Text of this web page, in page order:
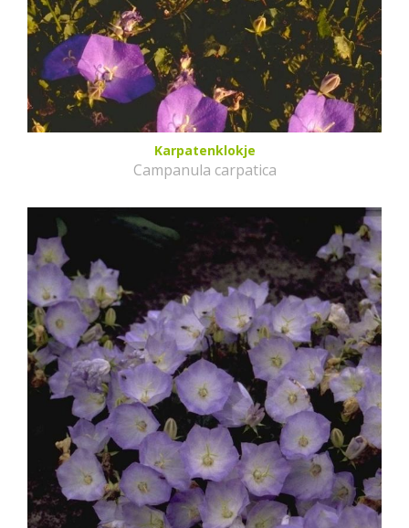
Karpatenklokje
Campanula carpatica